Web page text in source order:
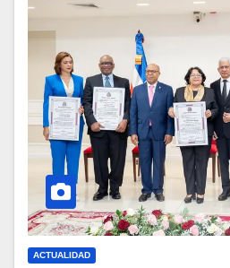
ACTUALIDAD